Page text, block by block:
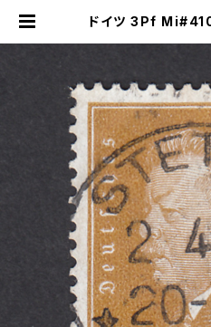
ドイツ 3Pf